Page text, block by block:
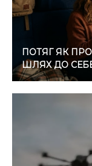
ПОТЯГ ЯК
ШЛЯХ ДО